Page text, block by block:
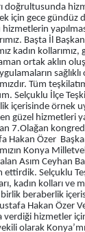
doğrultusunda
için gece gündüz
hizmetlerin
Başta İl
kadın
ortak aklın
Tüm
Selçuklu İlçe
içerisinde örnek
güzel hizmetleri
7.Olağan
Özer
Konya
Asım Ceyhan
Selçuklu
kadın kolları ve
beraberlik
Hakan Özer
verdiği hizmetler
olarak